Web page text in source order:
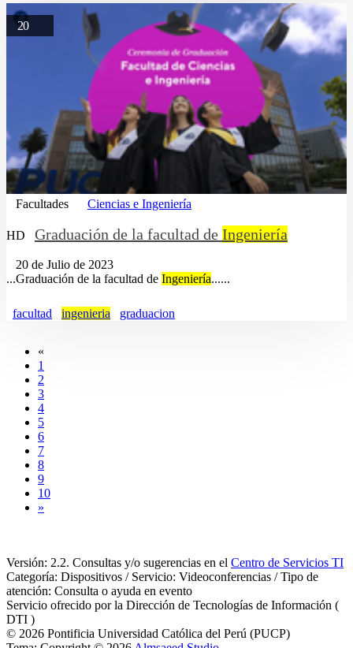
20
Facultades Ciencias e Ingeniería
HD Graduación de la facultad de Ingeniería
20 de Julio de 2023
...Graduación de la facultad de Ingeniería......
facultad ingenieria graduacion
«
1
2
3
4
5
6
7
8
9
10
»
Versión: 2.2. Consultas y/o sugerencias en el Centro de Servicios TI
Categoría: Dispositivos / Servicio: Videoconferencias / Tipo de
atención: Consulta o ayuda en evento
Servicio ofrecido por la Dirección de Tecnologías de Información (
DTI )
© 2026 Pontificia Universidad Católica del Perú (PUCP)